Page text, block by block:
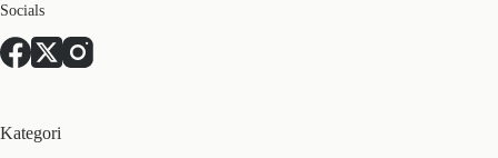
Socials
Kategori